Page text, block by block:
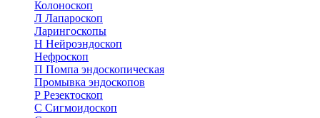
Колоноскоп
Л Лапароскоп
Ларингоскопы
Н Нейроэндоскоп
Нефроскоп
П Помпа эндоскопическая
Промывка эндоскопов
Р Резектоскоп
С Сигмоидоскоп